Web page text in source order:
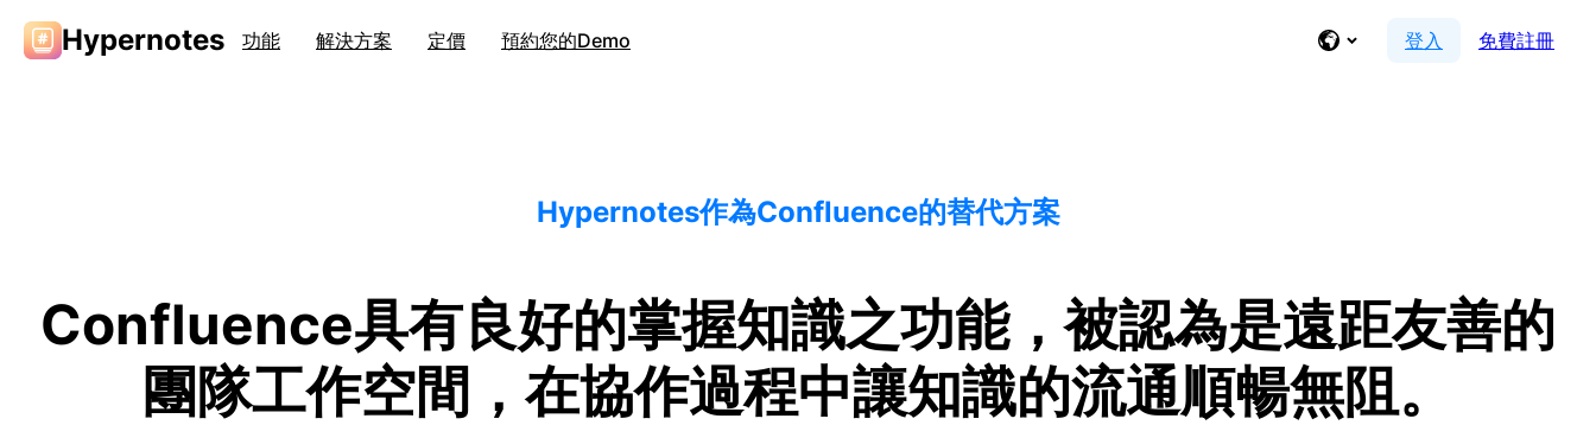
Hypernotes 功能 解決方案 定價 預約您的Demo 登入 免費註冊
Hypernotes作為Confluence的替代方案
Confluence具有良好的掌握知識之功能，被認為是遠距友善的
團隊工作空間，在協作過程中讓知識的流通順暢無阻。